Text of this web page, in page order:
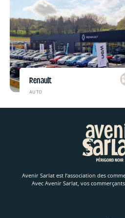
Renault
AUTO
Avenir Sarlat est l’association des
Avec Avenir Sarlat, vos